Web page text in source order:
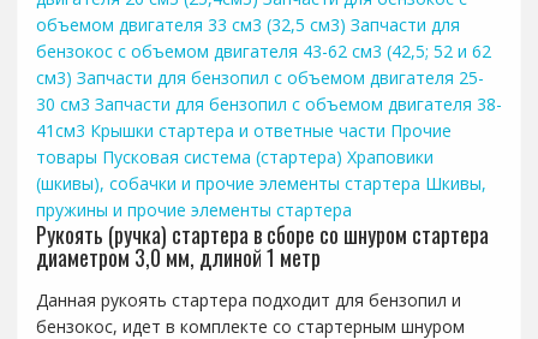
объемом двигателя 33 см3 (32,5 см3) Запчасти для
бензокос с объемом двигателя 43-62 см3 (42,5; 52 и 62
см3) Запчасти для бензопил с объемом двигателя 25-
30 см3 Запчасти для бензопил с объемом двигателя 38-
41см3 Крышки стартера и ответные части Прочие
товары Пусковая система (стартера) Храповики
(шкивы), собачки и прочие элементы стартера Шкивы,
пружины и прочие элементы стартера
Рукоять (ручка) стартера в сборе со шнуром стартера
диаметром 3,0 мм, длиной 1 метр
Данная рукоять стартера подходит для бензопил и
бензокос, идет в комплекте со стартерным шнуром